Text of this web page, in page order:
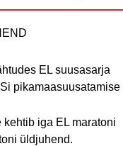
EL suusasarja
pikamaasuusatamise
iga EL maratoni
üldjuhend.